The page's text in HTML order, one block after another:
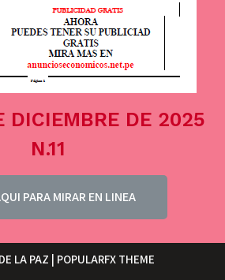
DICIEMBRE DE 2025
N.11
PARA MIRAR EN LINEA
LA PAZ | POPULARFX THEME